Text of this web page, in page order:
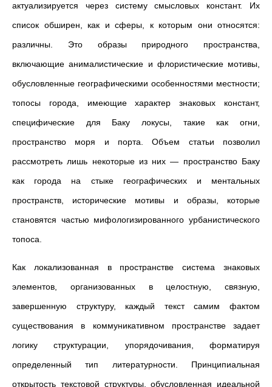
актуализируется через систему смысловых констант. Их
список обширен, как и сферы, к которым они относятся:
различны. Это образы природного пространства,
включающие анималистические и флористические мотивы,
обусловленные географическими особенностями местности;
топосы города, имеющие характер знаковых констант,
специфические для Баку локусы, такие как огни,
пространство моря и порта. Объем статьи позволил
рассмотреть лишь некоторые из них — пространство Баку
как города на стыке географических и ментальных
пространств, исторические мотивы и образы, которые
становятся частью мифологизированного урбанистического
топоса.
Как локализованная в пространстве система знаковых
элементов, организованных в целостную, связную,
завершенную структуру, каждый текст самим фактом
существования в коммуникативном пространстве задает
логику структурации, упорядочивания, форматируя
определенный тип литературности. Принципиальная
открытость текстовой структуры, обусловленная идеальной